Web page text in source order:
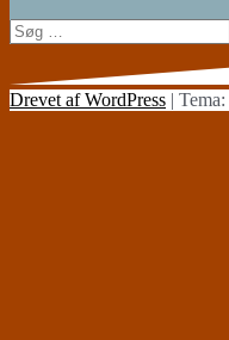
Søg
efter:
Drevet af WordPress | Tema: